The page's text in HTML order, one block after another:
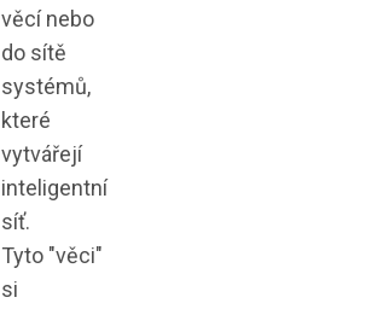
věcí nebo
do sítě
systémů,
které
vytvářejí
inteligentní
síť.
Tyto "věci"
si